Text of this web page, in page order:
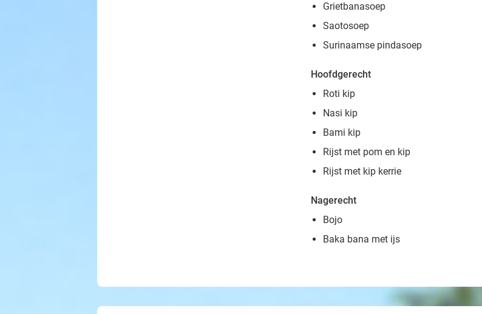
Grietbanasoep
Saotosoep
Surinaamse pindasoep
Hoofdgerecht
Roti kip
Nasi kip
Bami kip
Rijst met pom en kip
Rijst met kip kerrie
Nagerecht
Bojo
Baka bana met ijs